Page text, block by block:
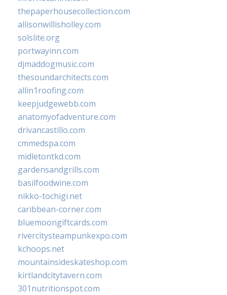
thepaperhousecollection.com
allisonwillisholley.com
solslite.org
portwayinn.com
djmaddogmusic.com
thesoundarchitects.com
allin1roofing.com
keepjudgewebb.com
anatomyofadventure.com
drivancastillo.com
cmmedspa.com
midletontkd.com
gardensandgrills.com
basilfoodwine.com
nikko-tochigi.net
caribbean-corner.com
bluemoongiftcards.com
rivercitysteampunkexpo.com
kchoops.net
mountainsideskateshop.com
kirtlandcitytavern.com
301nutritionspot.com